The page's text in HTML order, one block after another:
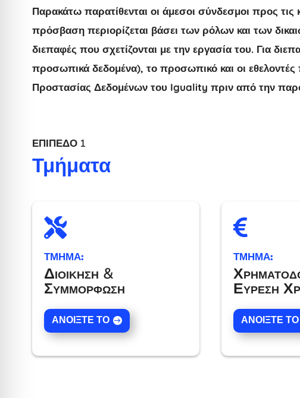
Παρακάτω παρατίθενται οι άμεσοι σύνδεσμοι προς
πρόσβαση περιορίζεται βάσει των ρόλων και των
διεπαφές που σχετίζονται με την εργασία του. Για
προσωπικά δεδομένα), το προσωπικό και οι
Προστασίας Δεδομένων του Iguality πριν από την
ΕΠΊΠΕΔΟ 1
Τμήματα

ΤΜΗΜΑ:
Διοίκηση &
Συμμόρφωση
ΑΝΟΊΞΤΕ ΤΟ

ΤΜΗΜΑ:
Εύρεση
ΑΝΟΊΞΤΕ ΤΟ